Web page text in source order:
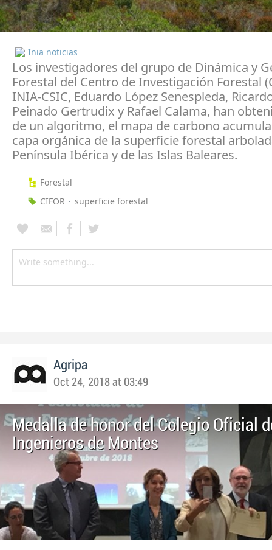
Inia noticias
Los investigadores del grupo de Dinámica y
Forestal del Centro de Investigación Forestal
INIA-CSIC, Eduardo López Senespleda,
Peinado Gertrudix y Rafael Calama, han
de un algoritmo, el mapa de carbono
capa orgánica de la superficie forestal
Península Ibérica y de las Islas Baleares.
Forestal
CIFOR
superficie forestal
Agripa
Oct 24, 2018 at 03:49
Medalla de honor del Colegio Oficial
Ingenieros de Montes